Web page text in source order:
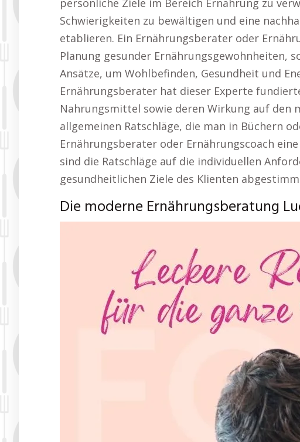
persönliche Ziele im Bereich Ernährung zu
Schwierigkeiten zu bewältigen und eine
etablieren. Ein Ernährungsberater oder
Planung gesunder Ernährungsgewohnheiten,
Ansätze, um Wohlbefinden, Gesundheit und
Ernährungsberater hat dieser Experte
Nahrungsmittel sowie deren Wirkung auf den
allgemeinen Ratschläge, die man in Büchern
Ernährungsberater oder Ernährungscoach
sind die Ratschläge auf die individuellen
gesundheitlichen Ziele des Klienten
Die moderne Ernährungsberatung